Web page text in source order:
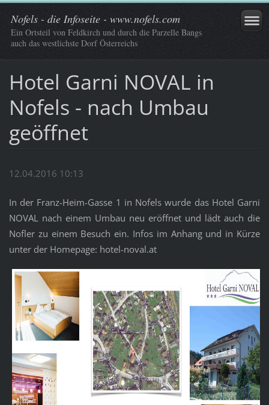
Nofels - die Infoseite - www.nofels.com
Ein Ortsteil von Feldkirch und durch die Parzelle Bangs
auch das westlichste Dorf Österreichs
Hotel Garni NOVAL in
Nofels - nach Umbau
geöffnet
12.04.2016 10:13
In der Franz-Heim-Gasse 1 in Nofels wurde das Hotel Garni
NOVAL nach einem Umbau neu eröffnet und lädt auch die
Nofler zu einem Besuch ein. Infos im Anhang und in Kürze
unter der Homepage: hotel-noval.at